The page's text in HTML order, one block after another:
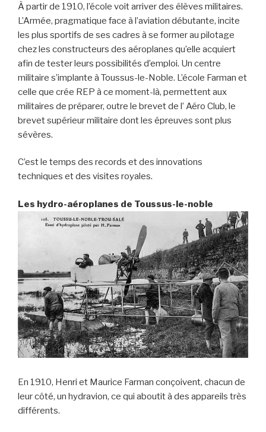
À partir de 1910, l’école voit arriver des élèves militaires.
L’Armée, pragmatique face à l’aviation débutante, incite
les plus sportifs de ses cadres à se former au pilotage
chez les constructeurs des aéroplanes qu’elle acquiert
afin de tester leurs possibilités d’emploi. Un centre
militaire s’implante à Toussus-le-Noble. L’école Farman et
celle que crée REP à ce moment-là, permettent aux
militaires de préparer, outre le brevet de l’ Aéro­ Club, le
brevet supérieur militaire dont les épreuves sont plus
sévères.
C’est le temps des records et des innovations
techniques et des visites royales.
Les hydro-aéroplanes de Toussus-le-noble
En 1910, Henri et Maurice Farman conçoivent, chacun de
leur côté, un hydravion, ce qui aboutit à des appareils très
différents.